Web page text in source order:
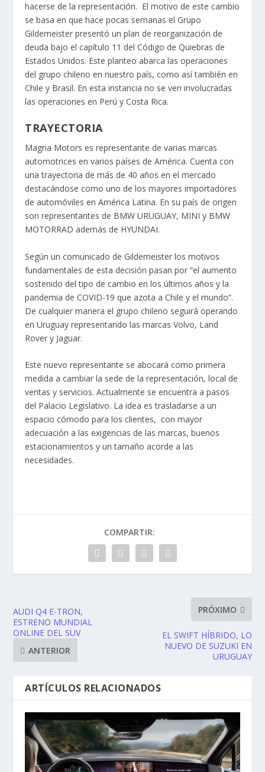
hacerse de la representación. El motivo de este cambio
se basa en que hace pocas semanas el Grupo
Gildemeister presentó un plan de reorganización de
deuda bajo el capítulo 11 del Código de Quiebras de
Estados Unidos. Este planteo abarca las operaciones
del grupo chileno en nuestro país, como así también en
Chile y Brasil. En esta instancia no se ven involucradas
las operaciones en Perú y Costa Rica.
TRAYECTORIA
Magna Motors es representante de varias marcas
automotrices en varios países de América. Cuenta con
una trayectoria de más de 40 años en el mercado
destacándose como uno de los mayores importadores
de automóviles en América Latina. En su país de origen
son representantes de BMW URUGUAY, MINI y BMW
MOTORRAD además de HYUNDAI.
Según un comunicado de Gildemeister los motivos
fundamentales de esta decisión pasan por “el aumento
sostenido del tipo de cambio en los últimos años y la
pandemia de COVID-19 que azota a Chile y el mundo”.
De cualquier manera el grupo chileno seguirá operando
en Uruguay representando las marcas Volvo, Land
Rover y Jaguar.
Este nuevo representante se abocará como primera
medida a cambiar la sede de la representación, local de
ventas y servicios. Actualmente se encuentra a pasos
del Palacio Legislativo. La idea es trasladarse a un
espacio cómodo para los clientes, con mayor
adecuación a las exigencias de las marcas, buenos
estacionamientos y un tamaño acorde a las
necesidades.
COMPARTIR:
AUDI Q4 E-TRON,
ESTRENO MUNDIAL
ONLINE DEL SUV
ANTERIOR
PRÓXIMO
EL SWIFT HÍBRIDO, LO
NUEVO DE SUZUKI EN
URUGUAY
ARTÍCULOS RELACIONADOS